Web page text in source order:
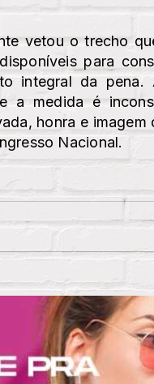
vetou o trecho
para
integral da pena.
a medida é
honra e
Nacional.